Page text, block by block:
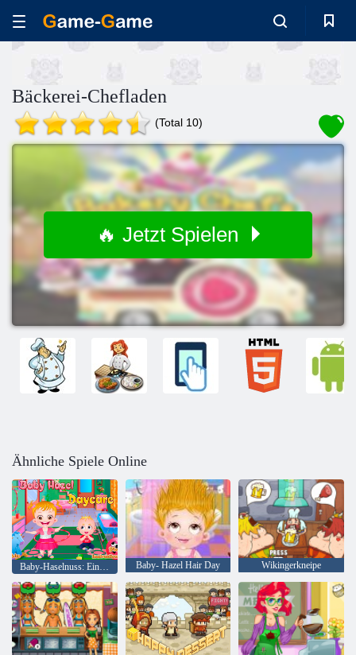
Bäckerei-Chefladen
(Total 10)
🔥 Jetzt Spielen
Ähnliche Spiele Online
Baby-Haselnuss: Ein Tag im Kindergarten Baby- Hazel Hair Day Wikingerkneipe